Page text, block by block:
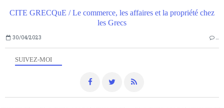
SUIVEZ-MOI
CITE GRECQuE / Le commerce, les affaires et la propriété chez
les Grecs
30/04/2023 …